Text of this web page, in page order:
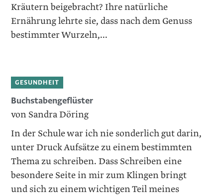
Kräutern beigebracht? Ihre natürliche
Ernährung lehrte sie, dass nach dem Genuss
bestimmter Wurzeln,...
GESUNDHEIT
Buchstabengeflüster
von Sandra Döring
In der Schule war ich nie sonderlich gut darin,
unter Druck Aufsätze zu einem bestimmten
Thema zu schreiben. Dass ­Schreiben eine
besondere Seite in mir zum Klingen bringt
und sich zu einem wichtigen Teil meines